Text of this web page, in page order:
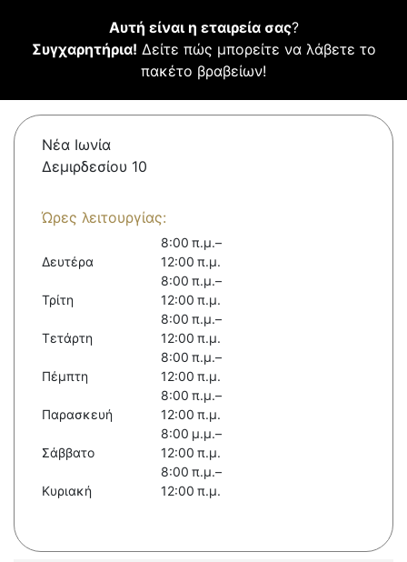
Αυτή είναι η εταιρεία σας?
Συγχαρητήρια! Δείτε πώς μπορείτε να λάβετε το
πακέτο βραβείων!
Νέα Ιωνία
Δεμιρδεσίου 10
Ώρες λειτουργίας:
Δευτέρα
8:00 π.μ.–
12:00 π.μ.
Τρίτη
8:00 π.μ.–
12:00 π.μ.
Τετάρτη
8:00 π.μ.–
12:00 π.μ.
Πέμπτη
8:00 π.μ.–
12:00 π.μ.
Παρασκευή
8:00 π.μ.–
12:00 π.μ.
Σάββατο
8:00 μ.μ.–
12:00 π.μ.
Κυριακή
8:00 π.μ.–
12:00 π.μ.